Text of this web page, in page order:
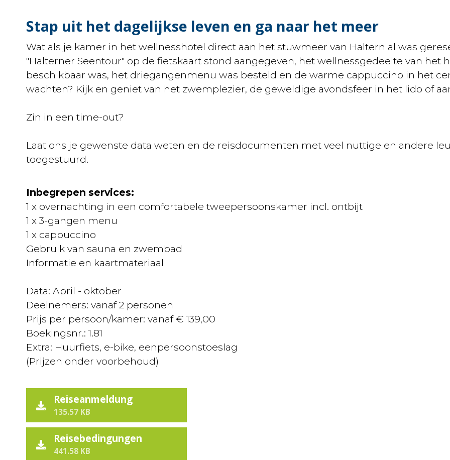
Stap uit het dagelijkse leven en ga naar het meer
Wat als je kamer in het wellnesshotel direct aan het stuwmeer van Haltern al was
"Halterner Seentour" op de fietskaart stond aangegeven, het wellnessgedeelte van het
beschikbaar was, het driegangenmenu was besteld en de warme cappuccino in het
wachten? Kijk en geniet van het zwemplezier, de geweldige avondsfeer in het lido of
Zin in een time-out?
Laat ons je gewenste data weten en de reisdocumenten met veel nuttige en andere
toegestuurd.
Inbegrepen services:
1 x overnachting in een comfortabele tweepersoonskamer incl. ontbijt
1 x 3-gangen menu
1 x cappuccino
Gebruik van sauna en zwembad
Informatie en kaartmateriaal
Data: April - oktober
Deelnemers: vanaf 2 personen
Prijs per persoon/kamer: vanaf € 139,00
Boekingsnr.: 1.81
Extra: Huurfiets, e-bike, eenpersoonstoeslag
(Prijzen onder voorbehoud)
Reiseanmeldung
135.57 KB
Reisebedingungen
441.58 KB